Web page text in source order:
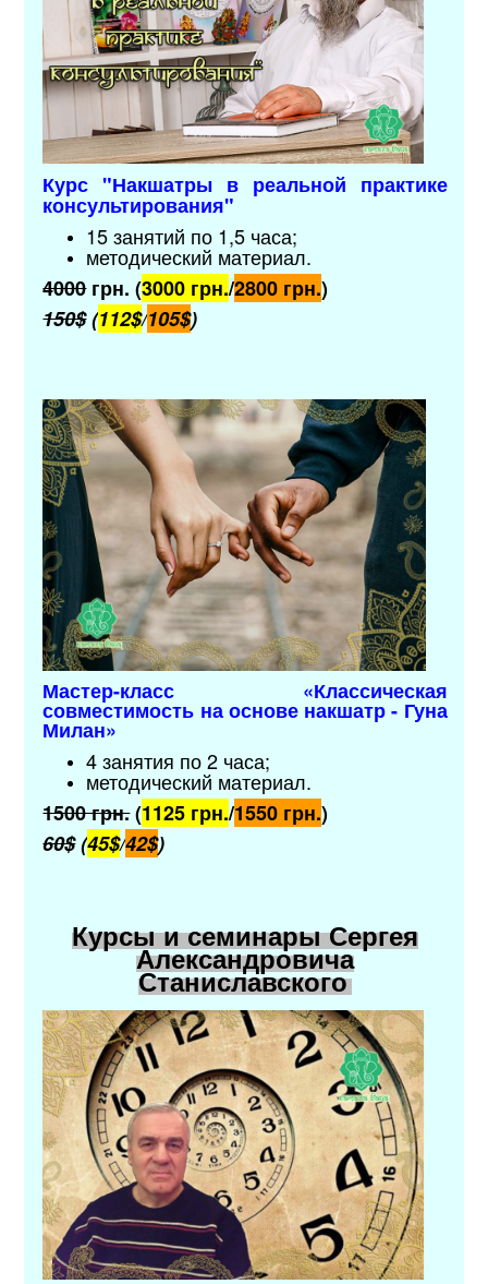
Курс "Накшатры в реальной практике
консультирования"
15 занятий по 1,5 часа;
методический материал.
4000грн. (3000 грн./2800 грн.)
150$(112$/105$)
Мастер-класс «Классическая
совместимость на основе накшатр - Гуна
Милан»
4 занятия по 2 часа;
методический материал.
1500 грн.(1125 грн./1550 грн.)
60$(45$/42$)
Курсы и семинары Сергея
Александровича
Станиславского